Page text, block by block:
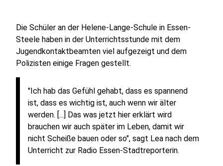
Die Schüler an der Helene-Lange-Schule in Essen-
Steele haben in der Unterrichtsstunde mit dem
Jugendkontaktbeamten viel aufgezeigt und dem
Polizisten einige Fragen gestellt.
"Ich hab das Gefühl gehabt, dass es spannend
ist, dass es wichtig ist, auch wenn wir älter
werden. [...] Das was jetzt hier erklärt wird
brauchen wir auch später im Leben, damit wir
nicht Scheiße bauen oder so", sagt Lea nach dem
Unterricht zur Radio Essen-Stadtreporterin.